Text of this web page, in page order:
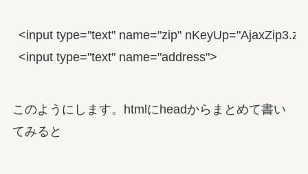
<input type="text" name="zip"
このようにします。htmlにheadからまとめて書い
てみると